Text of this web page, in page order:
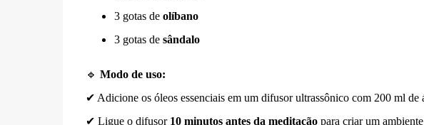
3 gotas de olíbano
3 gotas de sândalo
🔹 Modo de uso:
✔ Adicione os óleos essenciais em um difusor ultrassônico com 200 ml de
✔ Ligue o difusor 10 minutos antes da meditaçãopara criar um